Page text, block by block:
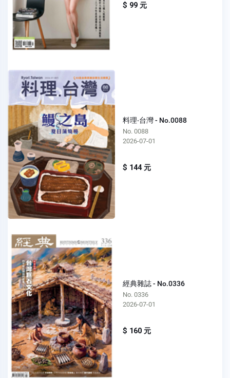
$ 99 元
料理‧台灣 - No.0088
No. 0088
2026-07-01
$ 144 元
經典雜誌 - No.0336
No. 0336
2026-07-01
$ 160 元